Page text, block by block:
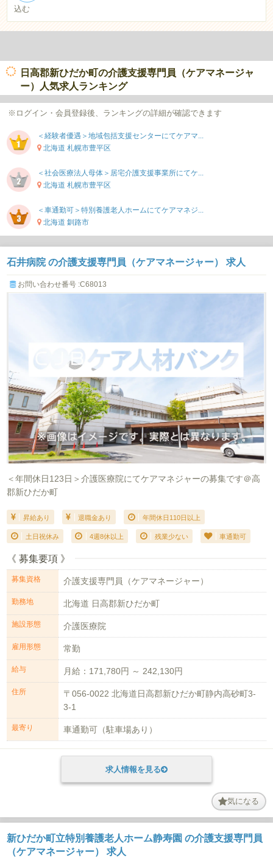
込む
日高郡新ひだか町の介護支援専門員（ケアマネージャ
ー）人気求人ランキング
※ログイン・会員登録後、ランキングの詳細が確認できます
＜経験者優遇＞地域包括支援センターにてケアマ...
北海道 札幌市豊平区
＜社会医療法人母体＞居宅介護支援事業所にてケ...
北海道 札幌市豊平区
＜車通勤可＞特別養護老人ホームにてケアマネジ...
北海道 釧路市
石井病院 の介護支援専門員（ケアマネージャー） 求人
お問い合わせ番号 :C68013
＜年間休日123日＞介護医療院にてケアマネジャーの募集です＠高
郡新ひだか町
昇給あり 退職金あり 年間休日110日以上
土日祝休み 4週8休以上 残業少ない 車通勤可
《 募集要項 》
募集資格 介護支援専門員（ケアマネージャー）
勤務地 北海道 日高郡新ひだか町
施設形態 介護医療院
雇用形態 常勤
給与 月給：171,780円 ～ 242,130円
住所
〒056-0022 北海道日高郡新ひだか町静内高砂町3-
3-1
最寄り 車通勤可（駐車場あり）
求人情報を見る
気になる
新ひだか町立特別養護老人ホーム静寿園 の介護支援専門員
（ケアマネージャー） 求人